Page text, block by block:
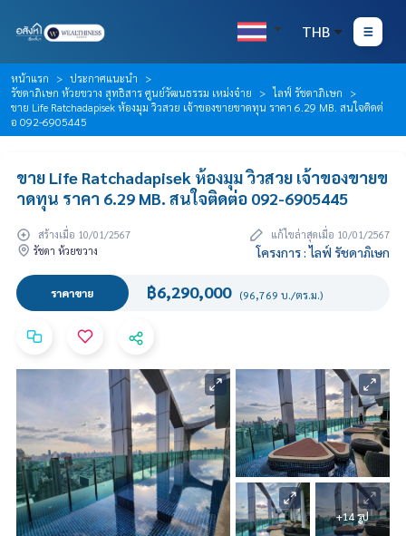
THB
หน้าแรก
ประกาศแนะนำ
รัชดาภิเษก ห้วยขวาง สุทธิสาร ศูนย์วัฒนธรรม เหม่งจ๋าย
ไลฟ์ รัชดาภิเษก
ขาย Life Ratchadapisek ห้องมุม วิวสวย เจ้าของขายขาดทุน ราคา 6.29 MB. สนใจติดต่
อ 092-6905445
ขาย Life Ratchadapisek ห้องมุม วิวสวย เจ้าของขายข
าดทุน ราคา 6.29 MB. สนใจติดต่อ 092-6905445
สร้างเมื่อ 10/01/2567
แก้ไขล่าสุดเมื่อ 10/01/2567
รัชดา ห้วยขวาง
โครงการ : ไลฟ์ รัชดาภิเษก
ราคาขาย ฿6,290,000 (96,769 บ./ตร.ม.)
+14 รูป